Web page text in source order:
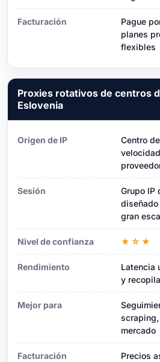
Facturación
Pague
planes
flexibles
Proxies rotativos de centros
Eslovenia
Origen de IP
Centro
Sesión
Grupo IP
diseñado
gran
Nivel de confianza ★☆★
Rendimiento
Latencia
y
Mejor para
mercado
Facturación
Precios